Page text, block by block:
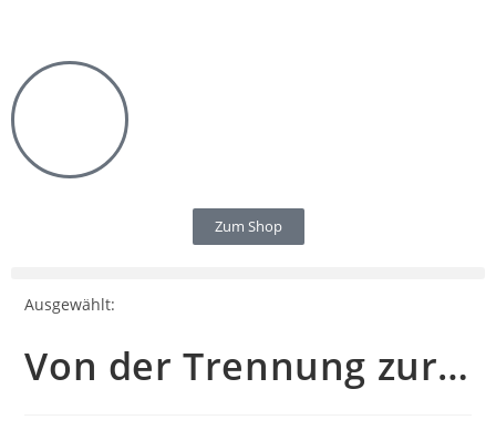
Zum Shop
Ausgewählt:
Von der Trennung zur…